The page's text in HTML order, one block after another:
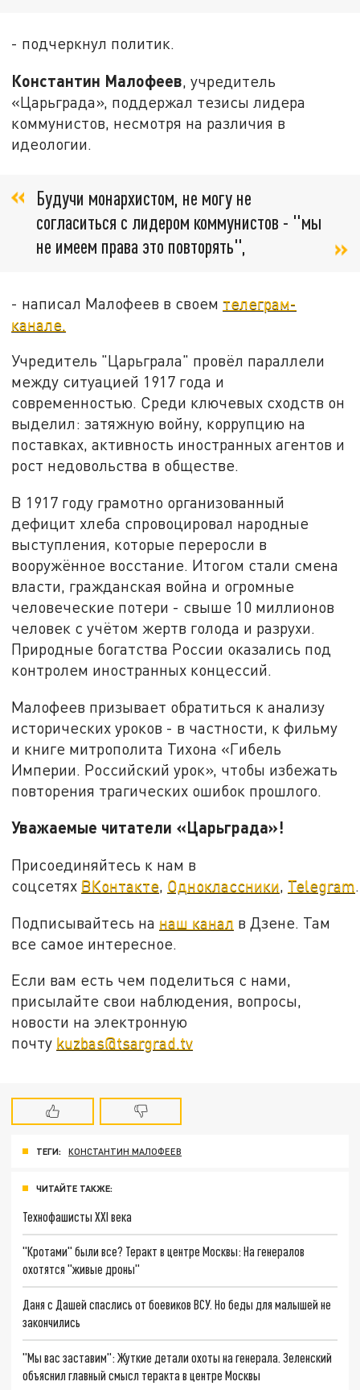
- подчеркнул политик.
Константин Малофеев, учредитель
«Царьграда», поддержал тезисы лидера
коммунистов, несмотря на различия в
идеологии.
Будучи монархистом, не могу не
согласиться с лидером коммунистов - "мы
не имеем права это повторять",
- написал Малофеев в своем телеграм-
канале.
Учредитель "Царьграла" провёл параллели
между ситуацией 1917 года и
современностью. Среди ключевых сходств он
выделил: затяжную войну, коррупцию на
поставках, активность иностранных агентов и
рост недовольства в обществе.
В 1917 году грамотно организованный
дефицит хлеба спровоцировал народные
выступления, которые переросли в
вооружённое восстание. Итогом стали смена
власти, гражданская война и огромные
человеческие потери - свыше 10 миллионов
человек с учётом жертв голода и разрухи.
Природные богатства России оказались под
контролем иностранных концессий.
Малофеев призывает обратиться к анализу
исторических уроков - в частности, к фильму
и книге митрополита Тихона «Гибель
Империи. Российский урок», чтобы избежать
повторения трагических ошибок прошлого.
Уважаемые читатели «Царьграда»!
Присоединяйтесь к нам в
соцсетях ВКонтакте, Одноклассники, Telegram.
Подписывайтесь на наш канал в Дзене. Там
все самое интересное.
Если вам есть чем поделиться с нами,
присылайте свои наблюдения, вопросы,
новости на электронную
почту kuzbas@tsargrad.tv
ТЕГИ: КОНСТАНТИН МАЛОФЕЕВ
ЧИТАЙТЕ ТАКЖЕ:
Технофашисты XXI века
"Кротами" были все? Теракт в центре Москвы: На генералов
охотятся "живые дроны"
Даня с Дашей спаслись от боевиков ВСУ. Но беды для малышей не
закончились
"Мы вас заставим": Жуткие детали охоты на генерала. Зеленский
объяснил главный смысл теракта в центре Москвы